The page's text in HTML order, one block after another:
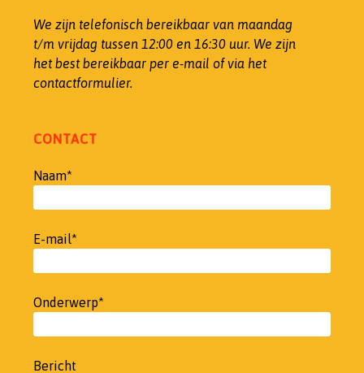
We zijn telefonisch bereikbaar van maandag
t/m vrijdag tussen 12:00 en 16:30 uur. We zijn
het best bereikbaar per e-mail of via het
contactformulier.
CONTACT
Naam*
E-mail*
Onderwerp*
Bericht